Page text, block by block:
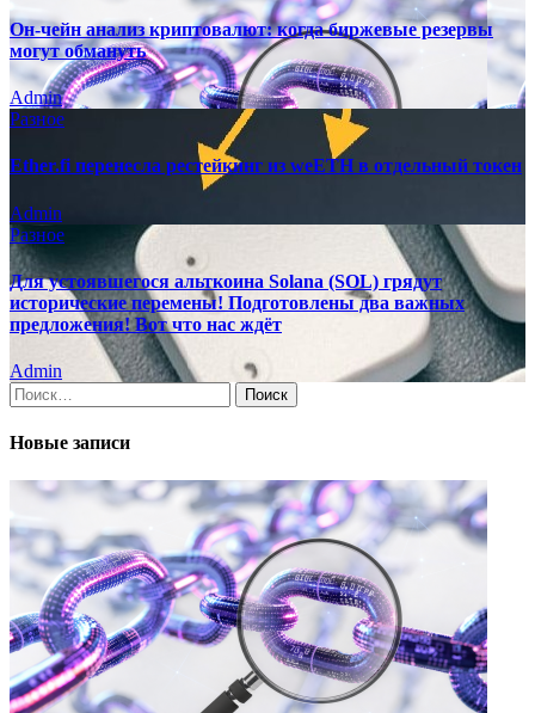
Он-чейн анализ криптовалют: когда биржевые резервы
могут обмануть
Admin
Разное
Ether.fi перенесла рестейкинг из weETH в отдельный токен
Admin
Разное
Для устоявшегося альткоина Solana (SOL) грядут
исторические перемены! Подготовлены два важных
предложения! Вот что нас ждёт
Admin
Найти:
Новые записи